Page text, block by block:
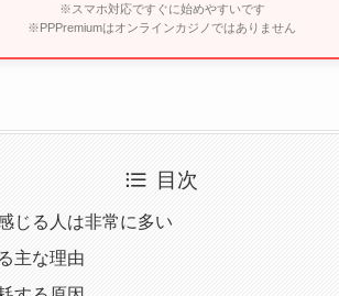
※スマホ対応ですぐに始めやすいです
※PPPremiumはオンラインカジノではありません
目次
じる人は非常に多い
主な理由